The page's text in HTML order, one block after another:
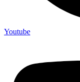
Youtube